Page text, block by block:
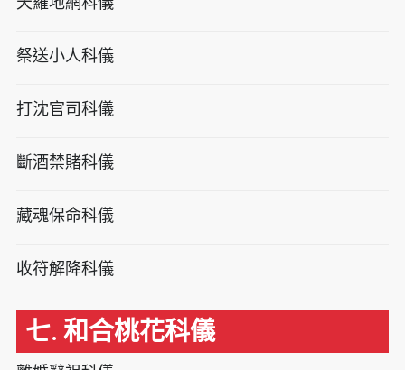
祭送小人科儀
打沈官司科儀
斷酒禁賭科儀
藏魂保命科儀
收符解降科儀
七. 和合桃花科儀